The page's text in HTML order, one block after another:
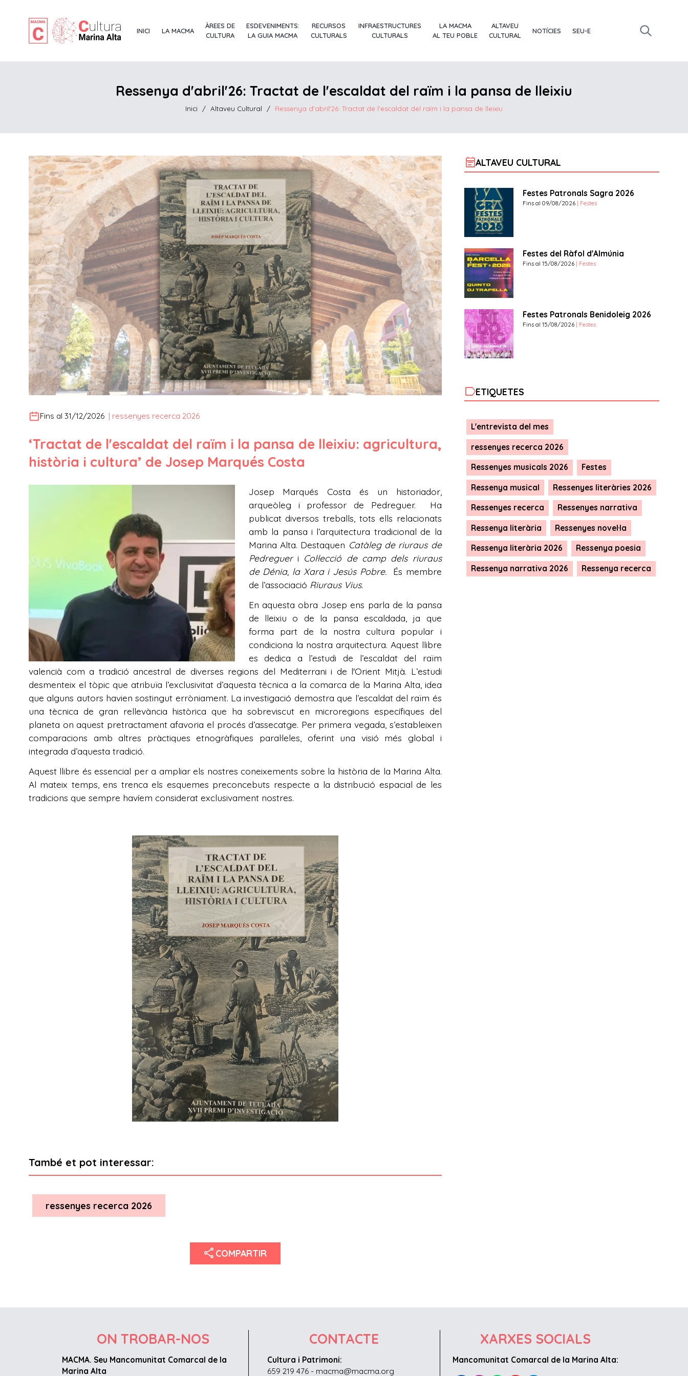
INICI LA MACMA
ÀREES DE
CULTURA
ESDEVENIMENTS:
LA GUIA MACMA
RECURSOS
CULTURALS
INFRAESTRUCTURES
CULTURALS
LA MACMA
AL TEU POBLE
ALTAVEU
CULTURAL
NOTÍCIES SEU-E
Ressenya d'abril'26: Tractat de l'escaldat del raïm i la pansa de lleixiu
Inici / Altaveu Cultural / Ressenya d'abril'26: Tractat de l'escaldat del raïm i la pansa de lleixiu
Fins al 31/12/2026 | ressenyes recerca 2026
‘Tractat de l'escaldat del raïm i la pansa de lleixiu: agricultura,
història i cultura’ de Josep Marqués Costa
Josep Marqués Costa és un historiador,
arqueòleg i professor de Pedreguer. Ha
publicat diversos treballs, tots ells relacionats
amb la pansa i l’arquitectura tradicional de la
Marina Alta. Destaquen Catàleg de riuraus de
Pedregueri Col·lecció de camp dels riuraus
de Dénia, la Xara i Jesús Pobre.
És membre
de l’associació Riuraus Vius.
En aquesta obra Josep ens parla de la pansa
de lleixiu o de la pansa escaldada, ja que
forma part de la nostra cultura popular i
condiciona la nostra arquitectura. Aquest llibre
es dedica a l’estudi de l’escaldat del raïm
valencià com a tradició ancestral de diverses regions del Mediterrani i de l'Orient Mitjà. L’estudi
desmenteix el tòpic que atribuïa l’exclusivitat d’aquesta tècnica a la comarca de la Marina Alta, idea
que alguns autors havien sostingut erròniament. La investigació demostra que l’escaldat del raïm és
una tècnica de gran rellevància històrica que ha sobreviscut en microregions específiques del
planeta on aquest pretractament afavoria el procés d’assecatge. Per primera vegada, s’estableixen
comparacions amb altres pràctiques etnogràfiques paral·leles, oferint una visió més global i
integrada d’aquesta tradició.
Aquest llibre és essencial per a ampliar els nostres coneixements sobre la història de la Marina Alta.
Al mateix temps, ens trenca els esquemes preconcebuts respecte a la distribució espacial de les
tradicions que sempre havíem considerat exclusivament nostres.
També et pot interessar:
ressenyes recerca 2026
share COMPARTIR
event_noteALTAVEU CULTURAL
Festes Patronals Sagra 2026
Fins al 09/08/2026 | Festes
Festes del Ràfol d'Almúnia
Fins al 15/08/2026 | Festes
Festes Patronals Benidoleig 2026
Fins al 15/08/2026 | Festes
labelETIQUETES
L'entrevista del mes
ressenyes recerca 2026
Ressenyes musicals 2026 Festes
Ressenya musical Ressenyes literàries 2026
Ressenyes recerca Ressenyes narrativa
Ressenya literària Ressenyes novel·la
Ressenya literària 2026 Ressenya poesia
Ressenya narrativa 2026 Ressenya recerca
ON TROBAR-NOS
MACMA. Seu Mancomunitat Comarcal de la
Marina Alta
CONTACTE
Cultura i Patrimoni:
659 219 476 - macma@macma.org
XARXES SOCIALS
Mancomunitat Comarcal de la Marina Alta: